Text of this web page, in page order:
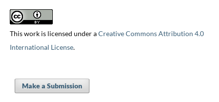
This work is licensed under aCreative Commons Attribution 4.0
International License.
Make a Submission